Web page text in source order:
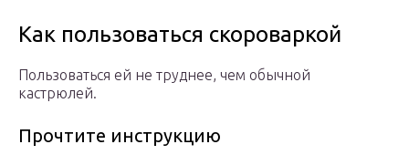
Как пользоваться скороваркой
Пользоваться ей не труднее, чем обычной
кастрюлей.
Прочтите инструкцию